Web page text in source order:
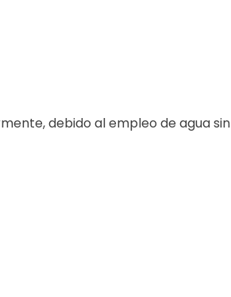
debido al empleo de agua sin